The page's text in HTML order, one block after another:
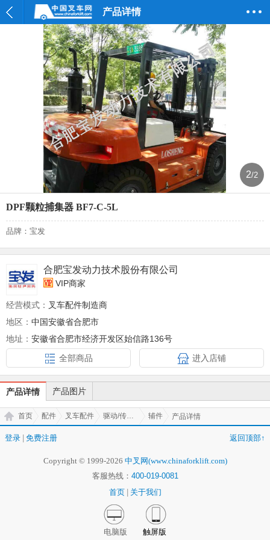
产品详情
2/2
DPF颗粒捕集器 BF7-C-5L
品牌：宝发
合肥宝发动力技术股份有限公司
VIP商家
经营模式： 叉车配件制造商
地区： 中国安徽省合肥市
地址： 安徽省合肥市经济开发区始信路136号
全部商品
进入店铺
产品详情 产品图片
首页 配件 叉车配件 驱动/传动系统 辅件 产品详情
登录 免费注册 返回顶部↑
Copyright © 1999-2026 中叉网(www.chinaforklift.com)
客服热线： 400-019-0081
首页
关于我们
电脑版 触屏版